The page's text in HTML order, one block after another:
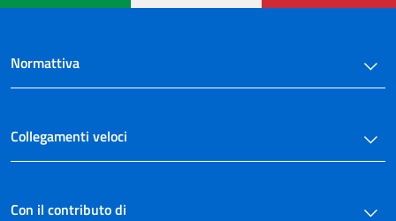
Normattiva
Collegamenti veloci
Con il contributo di